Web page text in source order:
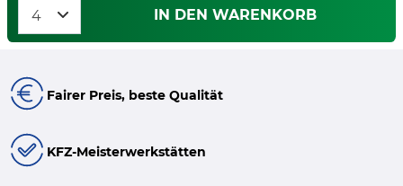
IN DEN WARENKORB
Fairer Preis, beste Qualität
KFZ-Meisterwerkstätten